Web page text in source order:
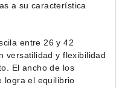
a su característica
entre 26 y 42
versatilidad y flexibilidad
El ancho de los
logra el equilibrio